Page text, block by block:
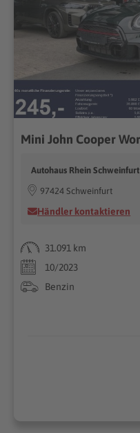
Autohaus Rhein Schweinfurt
97424 Schweinfurt
Händler kontaktieren
31.091 km
10/2023
Benzin